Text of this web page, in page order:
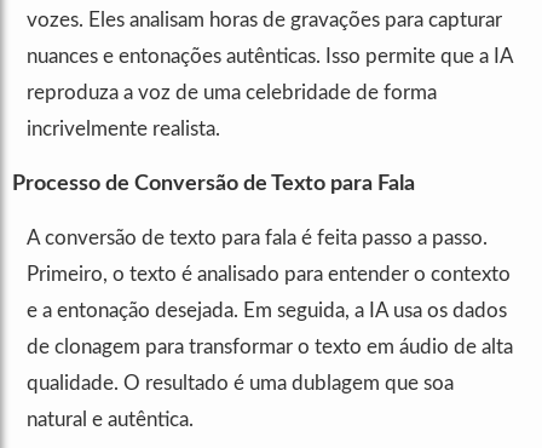
vozes. Eles analisam horas de gravações para capturar
nuances e entonações autênticas. Isso permite que a IA
reproduza a voz de uma celebridade de forma
incrivelmente realista.
Processo de Conversão de Texto para Fala
A conversão de texto para fala é feita passo a passo.
Primeiro, o texto é analisado para entender o contexto
e a entonação desejada. Em seguida, a IA usa os dados
de clonagem para transformar o texto em áudio de alta
qualidade. O resultado é uma dublagem que soa
natural e autêntica.